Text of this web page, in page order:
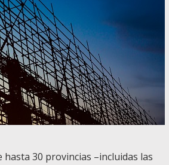
hasta 30 provincias –incluidas las